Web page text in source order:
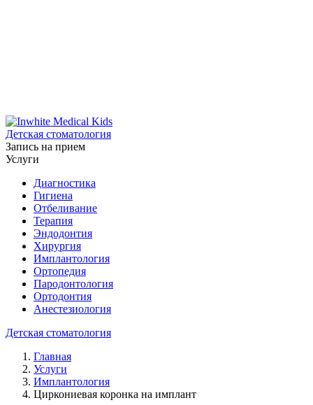
Детская стоматология
Запись на прием
Услуги
Диагностика
Гигиена
Отбеливание
Терапия
Эндодонтия
Хирургия
Имплантология
Ортопедия
Пародонтология
Ортодонтия
Анестезиология
Детская стоматология
Главная
Услуги
Имплантология
Циркониевая коронка на имплант